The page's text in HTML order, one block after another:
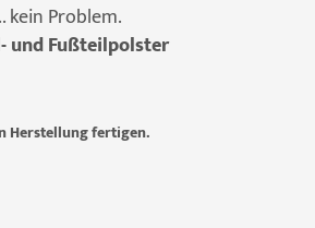
kein Problem.
und Fußteilpolster
Herstellung fertigen.